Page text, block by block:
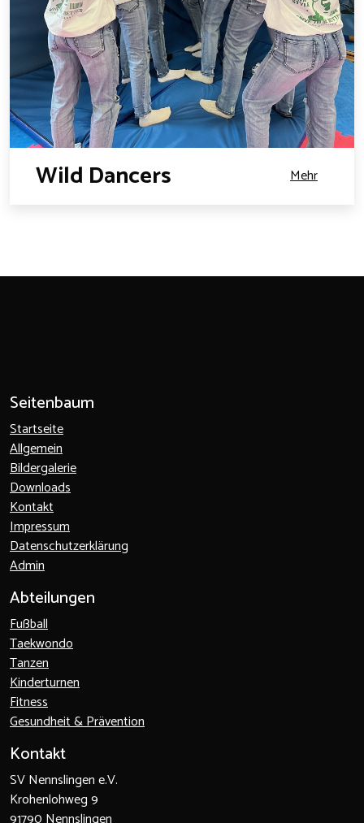
Wild Dancers Mehr
Seitenbaum
Startseite
Allgemein
Bildergalerie
Downloads
Kontakt
Impressum
Datenschutzerklärung
Admin
Abteilungen
Fußball
Taekwondo
Tanzen
Kinderturnen
Fitness
Gesundheit & Prävention
Kontakt
SV Nennslingen e.V.
Krohenlohweg 9